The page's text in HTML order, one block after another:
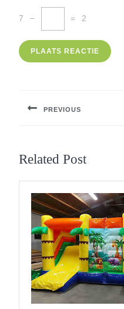
7 − = 2
PREVIOUS
Related Post